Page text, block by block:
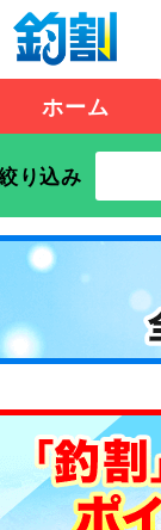
ホーム
り込み